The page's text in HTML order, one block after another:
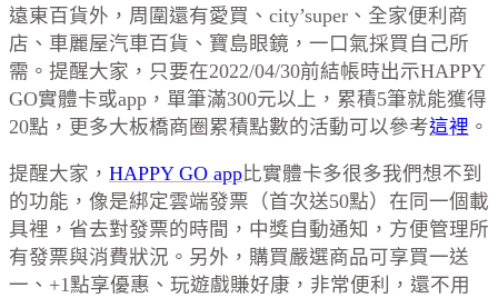
遠東百貨外，周圍還有愛買、city’super、全家便利商
店、車麗屋汽車百貨、寶島眼鏡，一口氣採買自己所
需。提醒大家，只要在2022/04/30前結帳時出示HAPPY
GO實體卡或app，單筆滿300元以上，累積5筆就能獲得
20點，更多大板橋商圈累積點數的活動可以參考這裡 。
提醒大家， HAPPY GO app比實體卡多很多我們想不到
的功能，像是綁定雲端發票（首次送50點）在同一個載
具裡，省去對發票的時間，中獎自動通知，方便管理所
有發票與消費狀況。另外，購買嚴選商品可享買一送
一、+1點享優惠、玩遊戲賺好康，非常便利，還不用